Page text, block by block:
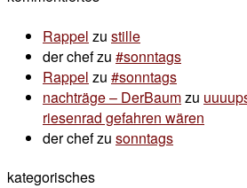
Rappel zu stille
der chefzu #sonntags
Rappel zu #sonntags
nachträge – DerBaumzu
riesenrad gefahren wären
der chefzu sonntags
kategorisches